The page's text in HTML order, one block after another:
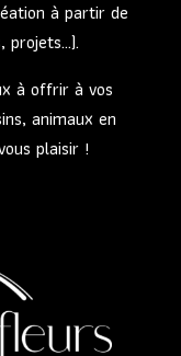
à partir de
projets…).
à offrir à vos
animaux en
plaisir !